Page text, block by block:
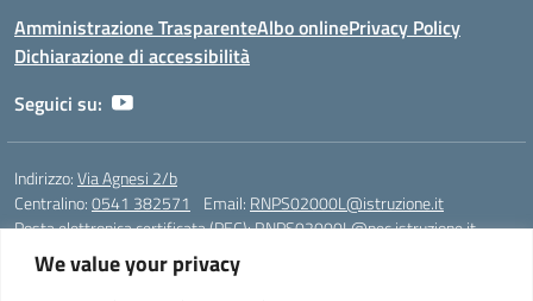
We value your privacy
Amministrazione TrasparenteAlbo onlinePrivacy Policy
Dichiarazione di accessibilità
Seguici su:
Indirizzo:Via Agnesi 2/b
Centralino:0541 382571 Email: RNPS02000L@istruzione.it
Posta elettronica certificata (PEC):RNPS02000L@pec.istruzione.it
Codice fiscale: 82009530401